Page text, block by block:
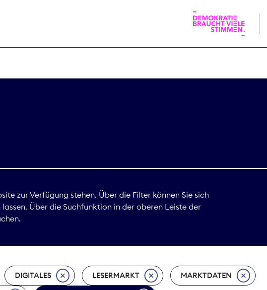
Print
zur Verfügung stehen. Über die Filter können Sie sich
Über die Suchfunktion in der oberen Leiste der
DIGITALES LESERMARKT MARKTDATEN